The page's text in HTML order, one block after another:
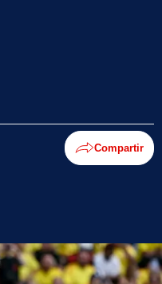
Compartir